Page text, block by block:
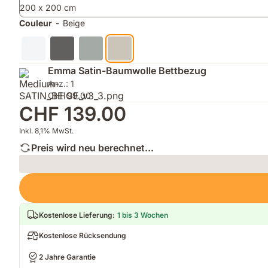
200 x 200 cm
Couleur - Beige
Emma Satin-Baumwolle Bettbezug
Anz.: 1
CHF 99.00
CHF 139.00
Inkl. 8,1% MwSt.
Preis wird neu berechnet...
Loading
Kostenlose Lieferung: 1 bis 3 Wochen
Kostenlose Rücksendung
2 Jahre Garantie